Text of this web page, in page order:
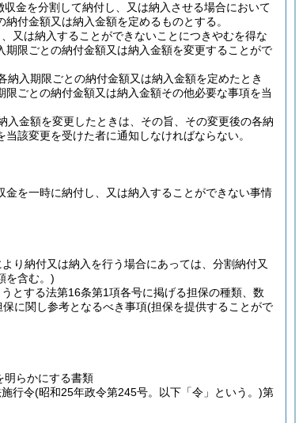
金を分割して納付し、又は納入させる場合において
付金額又は納入金額を定めるものとする。
又は納入することができないことにつきやむを得な
限ごとの納付金額又は納入金額を変更することがで
入期限ごとの納付金額又は納入金額を定めたとき
ごとの納付金額又は納入金額その他必要な事項を当
金額を変更したときは、その旨、その変更後の各納
該変更を受けた者に通知しなければならない。
を一時に納付し、又は納入することができない事情
り納付又は納入を行う場合にあっては、分割納付又
を含む。)
とする法第16条第1項各号に掲げる担保の種類、数
保に関し参考となるべき事項(担保を提供することがで
明らかにする書類
行令(昭和25年政令第245号。以下「令」という。)第